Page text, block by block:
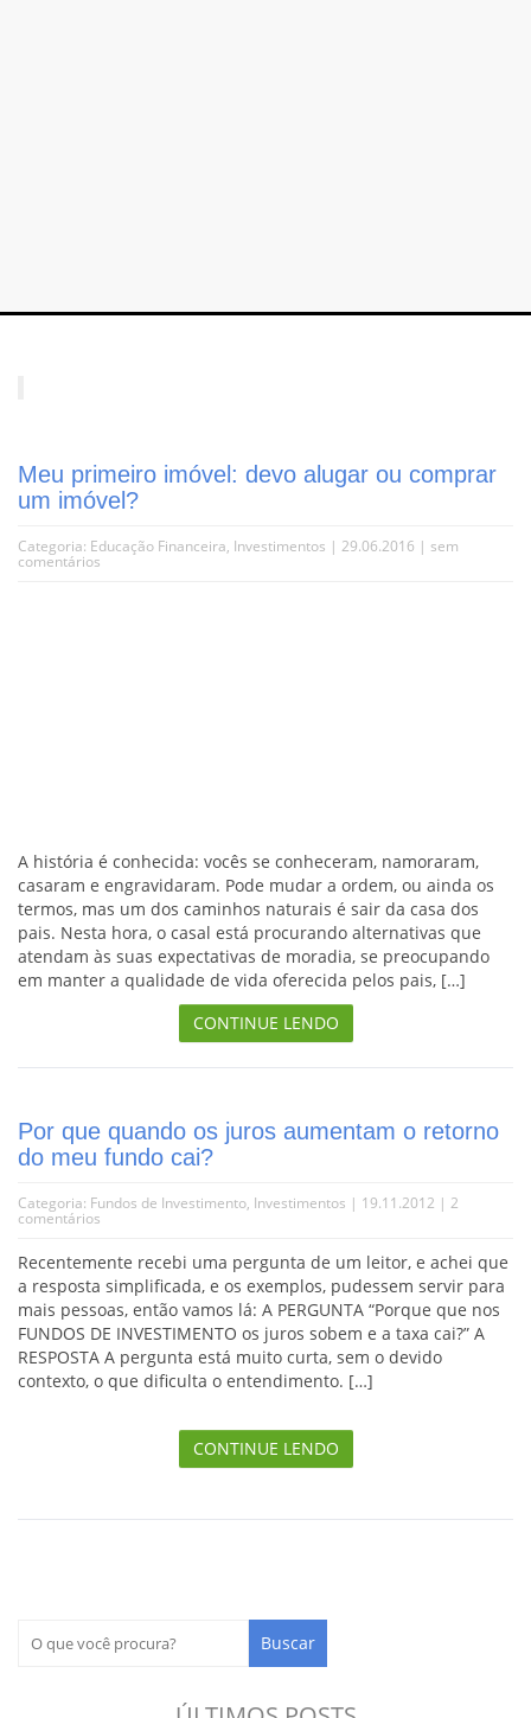
Meu primeiro imóvel: devo alugar ou comprar
um imóvel?
Categoria: Educação Financeira, Investimentos | 29.06.2016 | sem
comentários
A história é conhecida: vocês se conheceram, namoraram,
casaram e engravidaram. Pode mudar a ordem, ou ainda os
termos, mas um dos caminhos naturais é sair da casa dos
pais. Nesta hora, o casal está procurando alternativas que
atendam às suas expectativas de moradia, se preocupando
em manter a qualidade de vida oferecida pelos pais, […]
CONTINUE LENDO
Por que quando os juros aumentam o retorno
do meu fundo cai?
Categoria: Fundos de Investimento, Investimentos | 19.11.2012 | 2
comentários
Recentemente recebi uma pergunta de um leitor, e achei que
a resposta simplificada, e os exemplos, pudessem servir para
mais pessoas, então vamos lá: A PERGUNTA “Porque que nos
FUNDOS DE INVESTIMENTO os juros sobem e a taxa cai?” A
RESPOSTA A pergunta está muito curta, sem o devido
contexto, o que dificulta o entendimento. […]
CONTINUE LENDO